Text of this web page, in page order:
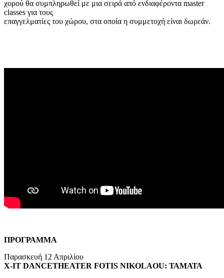
χορού θα συμπληρωθεί με μια σειρά από ενδιαφέροντα master
classes για τους
επαγγελματίες του χώρου, στα οποία η συμμετοχή είναι δωρεάν.
ΠΡΟΓΡΑΜΜΑ
Παρασκευή 12 Απριλίου
X-IT DANCETHEATER FOTIS NIKOLAOU: ΤΑΜΑΤΑ